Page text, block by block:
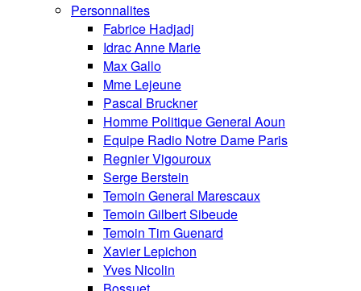
Personnalites
Fabrice Hadjadj
Idrac Anne Marie
Max Gallo
Mme Lejeune
Pascal Bruckner
Homme Politique General Aoun
Equipe Radio Notre Dame Paris
Regnier Vigouroux
Serge Berstein
Temoin General Marescaux
Temoin Gilbert Sibeude
Temoin Tim Guenard
Xavier Lepichon
Yves Nicolin